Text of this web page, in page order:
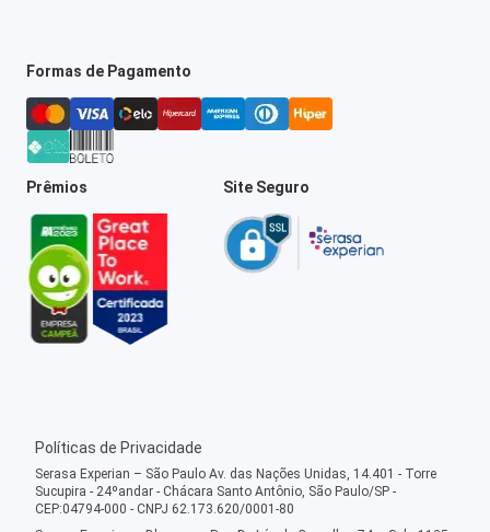
Formas de Pagamento
Prêmios Site Seguro
Políticas de Privacidade
Serasa Experian – São Paulo Av. das Nações Unidas, 14.401 - Torre
Sucupira - 24ºandar - Chácara Santo Antônio, São Paulo/SP -
CEP:04794-000 - CNPJ 62.173.620/0001-80